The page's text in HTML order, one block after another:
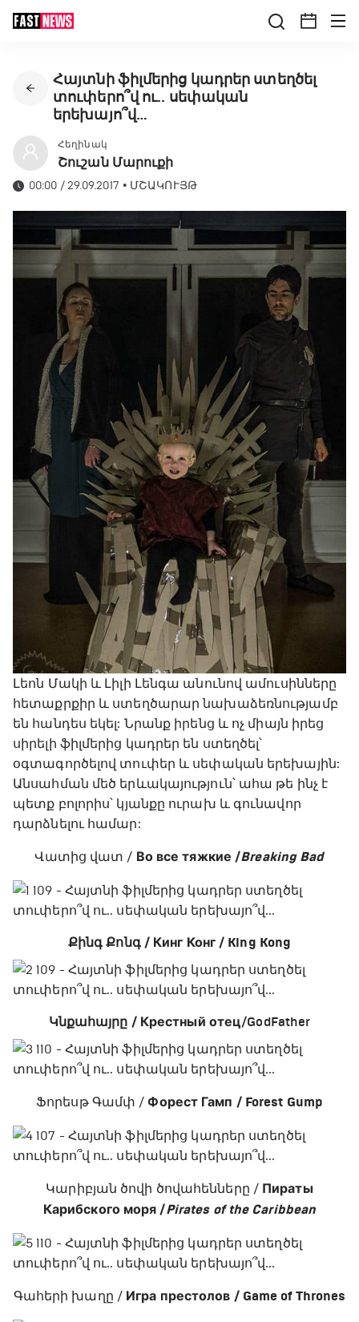
Հայտնի ֆիլմերից կադրեր ստեղծել
տուփերո՞վ ու.. սեփական
երեխայո՞վ…
Հեղինակ
Շուշան Մարուքի
00:00 / 29.09.2017 • ՄՇԱԿՈՒՅԹ
Լեոն Մակի և Լիլի Լենգա անունով ամուսինները
հետաքրքիր և ստեղծարար նախաձեռնությամբ
են հանդես եկել: Նրանք իրենց և ոչ միայն իրեց
սիրելի ֆիլմերից կադրեր են ստեղծել՝
օգտագործելով տուփեր և սեփական երեխային:
Անսահման մեծ երևակայություն՝ ահա թե ինչ է
պետք բոլորիս՝ կյանքը ուրախ և գունավոր
դարձնելու համար:
Վատից վատ / Во все тяжкие /Breaking Bad
Քինգ Քոնգ / Кинг Конг / King Kong
Կնքահայրը / Крестный отец/GodFather
Ֆորեսթ Գամփ /Форест Гамп / Forest Gump
Կարիբյան ծովի ծովահենները / Пираты
Карибского моря /Pirates of the Caribbean
Գահերի խաղը / Игра престолов / Game of Thrones